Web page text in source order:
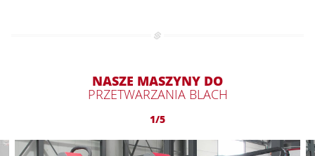
NASZE MASZYNY DO
PRZETWARZANIA BLACH
1/5